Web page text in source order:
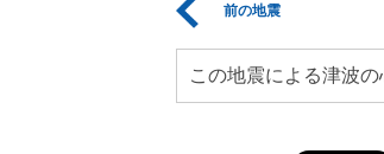
前の地震
この地震による津波の